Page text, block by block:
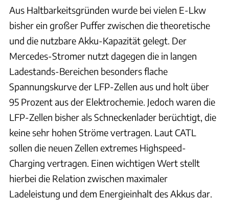
Aus Haltbarkeitsgründen wurde bei vielen E-Lkw
bisher ein großer Puffer zwischen die theoretische
und die nutzbare Akku-Kapazität gelegt. Der
Mercedes-Stromer nutzt dagegen die in langen
Ladestands-Bereichen besonders flache
Spannungskurve der LFP-Zellen aus und holt über
95 Prozent aus der Elektrochemie. Jedoch waren die
LFP-Zellen bisher als Schneckenlader berüchtigt, die
keine sehr hohen Ströme vertragen. Laut CATL
sollen die neuen Zellen extremes Highspeed-
Charging vertragen. Einen wichtigen Wert stellt
hierbei die Relation zwischen maximaler
Ladeleistung und dem Energieinhalt des Akkus dar.